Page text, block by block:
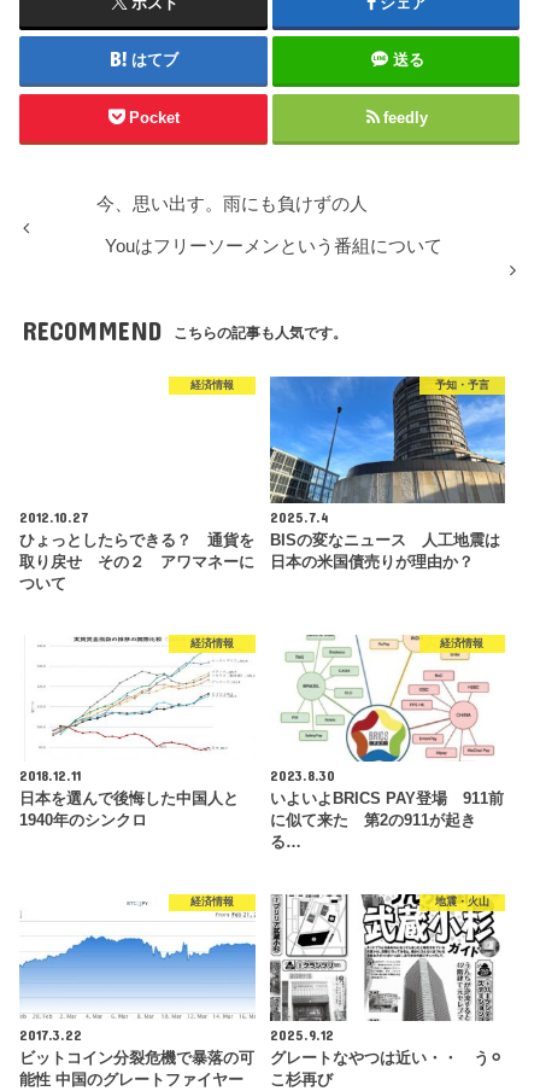
はてブ 送る
Pocket feedly
今、思い出す。雨にも負けずの人
Youはフリーソーメンという番組について
RECOMMEND こちらの記事も人気です。
経済情報
2012.10.27
ひょっとしたらできる？ 通貨を
取り戻せ その２ アワマネーに
ついて
予知・予言
2025.7.4
BISの変なニュース 人工地震は
日本の米国債売りが理由か？
経済情報
2018.12.11
日本を選んで後悔した中国人と
1940年のシンクロ
経済情報
2023.8.30
いよいよBRICS PAY登場 911前
に似て来た 第2の911が起き
る…
経済情報
2017.3.22
ビットコイン分裂危機で暴落の可
能性 中国のグレートファイヤー
地震・火山
2025.9.12
グレートなやつは近い・・ う⚪︎
こ杉再び